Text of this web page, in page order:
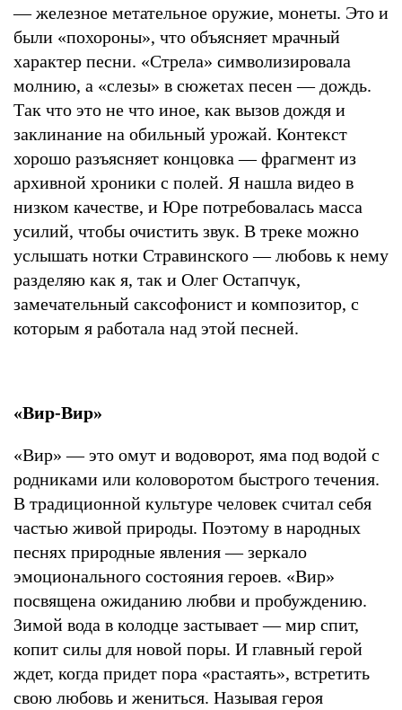
— железное метательное оружие, монеты. Это и
были «похороны», что объясняет мрачный
характер песни. «Стрела» символизировала
молнию, а «слезы» в сюжетах песен — дождь.
Так что это не что иное, как вызов дождя и
заклинание на обильный урожай. Контекст
хорошо разъясняет концовка — фрагмент из
архивной хроники с полей. Я нашла видео в
низком качестве, и Юре потребовалась масса
усилий, чтобы очистить звук. В треке можно
услышать нотки Стравинского — любовь к нему
разделяю как я, так и Олег Остапчук,
замечательный саксофонист и композитор, с
которым я работала над этой песней.
«Вир-Вир»
«Вир» — это омут и водоворот, яма под водой с
родниками или коловоротом быстрого течения.
В традиционной культуре человек считал себя
частью живой природы. Поэтому в народных
песнях природные явления — зеркало
эмоционального состояния героев. «Вир»
посвящена ожиданию любви и пробуждению.
Зимой вода в колодце застывает — мир спит,
копит силы для новой поры. И главный герой
ждет, когда придет пора «растаять», встретить
свою любовь и жениться. Называя героя